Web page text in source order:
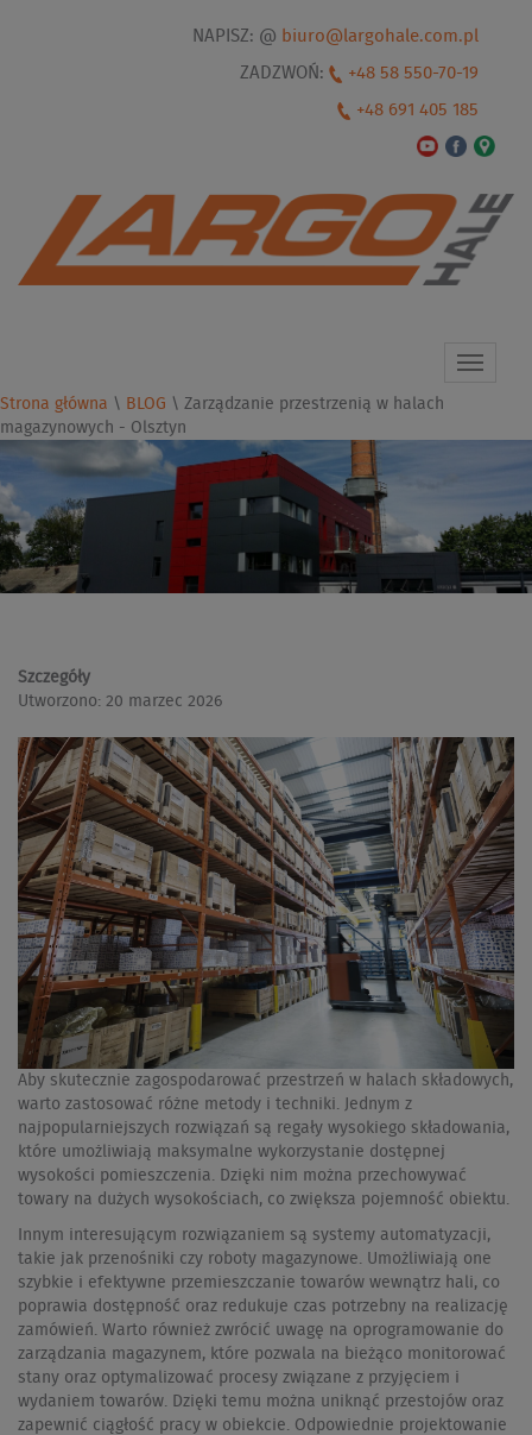
NAPISZ: @ biuro@largohale.com.pl
ZADZWOŃ: +48 58 550-70-19
+48 691 405 185
Toggle
Strona główna \ BLOG \ Zarządzanie przestrzenią w halach
magazynowych - Olsztyn
Szczegóły
Utworzono: 20 marzec 2026
Aby skutecznie zagospodarować przestrzeń w halach składowych,
warto zastosować różne metody i techniki. Jednym z
najpopularniejszych rozwiązań są regały wysokiego składowania,
które umożliwiają maksymalne wykorzystanie dostępnej
wysokości pomieszczenia. Dzięki nim można przechowywać
towary na dużych wysokościach, co zwiększa pojemność obiektu.
Innym interesującym rozwiązaniem są systemy automatyzacji,
takie jak przenośniki czy roboty magazynowe. Umożliwiają one
szybkie i efektywne przemieszczanie towarów wewnątrz hali, co
poprawia dostępność oraz redukuje czas potrzebny na realizację
zamówień. Warto również zwrócić uwagę na oprogramowanie do
zarządzania magazynem, które pozwala na bieżąco monitorować
stany oraz optymalizować procesy związane z przyjęciem i
wydaniem towarów. Dzięki temu można uniknąć przestojów oraz
zapewnić ciągłość pracy w obiekcie. Odpowiednie projektowanie